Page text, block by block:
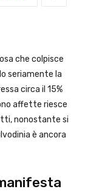
che colpisce
seriamente la
circa il 15%
affette riesce
nonostante si
è ancora